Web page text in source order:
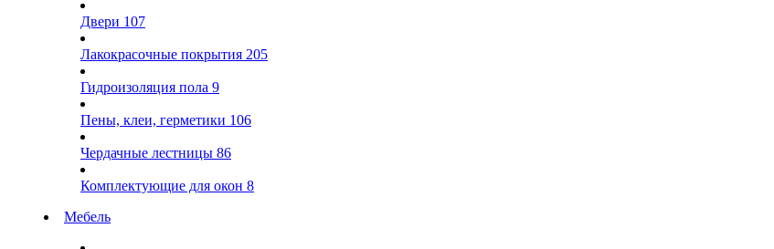
Двери 107
Лакокрасочные покрытия 205
Гидроизоляция пола 9
Пены, клеи, герметики 106
Чердачные лестницы 86
Комплектующие для окон 8
Мебель